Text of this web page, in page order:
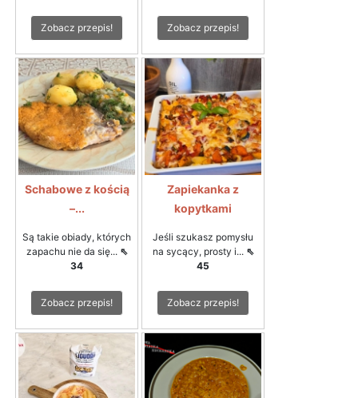
Zobacz przepis! Zobacz przepis!
Schabowe z kością
–...
Są takie obiady, których
zapachu nie da się... ⇖
34
Zobacz przepis!
Zapiekanka z
kopytkami
Jeśli szukasz pomysłu
na sycący, prosty i... ⇖
45
Zobacz przepis!